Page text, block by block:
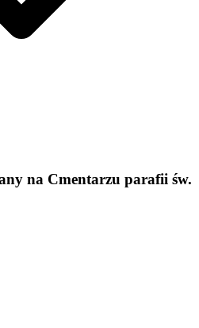
na Cmentarzu parafii św.